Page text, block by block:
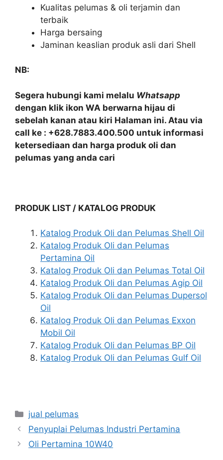
Kualitas pelumas & oli terjamin dan
terbaik
Harga bersaing
Jaminan keaslian produk asli dari Shell
NB:
Segera hubungi kami melalu Whatsapp
dengan klik ikon WA berwarna hijau di
sebelah kanan atau kiri Halaman ini. Atau via
call ke : +628.7883.400.500 untuk informasi
ketersediaan dan harga produk oli dan
pelumas yang anda cari
PRODUK LIST / KATALOG PRODUK
Katalog Produk Oli dan Pelumas Shell Oil
Katalog Produk Oli dan Pelumas
Pertamina Oil
Katalog Produk Oli dan Pelumas Total Oil
Katalog Produk Oli dan Pelumas Agip Oil
Katalog Produk Oli dan Pelumas Dupersol
Oil
Katalog Produk Oli dan Pelumas Exxon
Mobil Oil
Katalog Produk Oli dan Pelumas BP Oil
Katalog Produk Oli dan Pelumas Gulf Oil
jual pelumas
Penyuplai Pelumas Industri Pertamina
Oli Pertamina 10W40